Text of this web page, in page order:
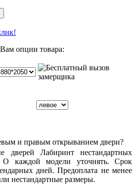
опции товара:
и правым открыванием двери?
дверей Лабиринт нестандартных
О каждой модели уточнять. Срок
дней. Предоплата не менее
нестандартные размеры.